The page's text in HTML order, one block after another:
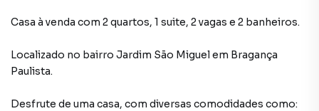
Lavanderia
Cozinha
Casa à venda com 2 quartos, 1 suite, 2 vagas e 2 banheiros.
Localizado no bairro Jardim São Miguelem Bragança
Paulista.
Desfrute de uma casa, com diversas comodidades como: